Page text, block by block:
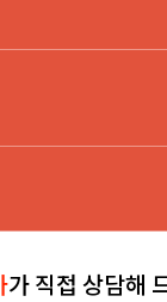
가 직접 상담해